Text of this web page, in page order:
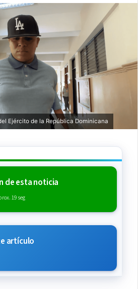
Ejército de la República Dominicana
de esta noticia
19 seg
artículo